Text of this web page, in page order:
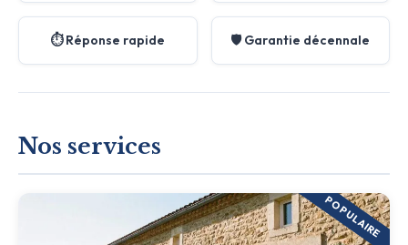
⏱️ Réponse rapide 🛡️ Garantie décennale
Nos services
POPULAIRE